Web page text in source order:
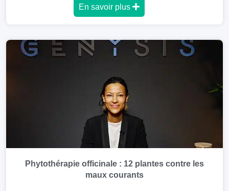
En savoir plus
Phytothérapie officinale : 12 plantes contre les
maux courants